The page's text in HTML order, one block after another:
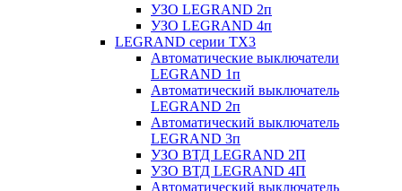
УЗО LEGRAND 2п
УЗО LEGRAND 4п
LEGRAND серии ТХ3
Автоматические выключатели
LEGRAND 1п
Автоматический выключатель
LEGRAND 2п
Автоматический выключатель
LEGRAND 3п
УЗО ВТД LEGRAND 2П
УЗО ВТД LEGRAND 4П
Автоматический выключатель